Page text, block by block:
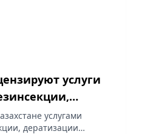
услуги
услугами
дератизации